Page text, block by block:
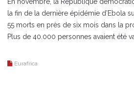
la fin de la dernière épidémie d’Ebola
55 morts en près de six mois dans la
Plus de 40.000 personnes avaient été
Eurafrica